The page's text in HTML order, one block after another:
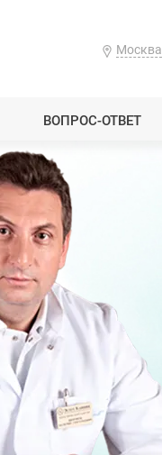
Москва
ВОПРОС-ОТВЕТ